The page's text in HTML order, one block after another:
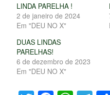
LINDA PARELHA !
2 de janeiro de 2024
Em "DEU NO X"
DUAS LINDAS
PARELHAS!
6 de dezembro de 2023
Em "DEU NO X"